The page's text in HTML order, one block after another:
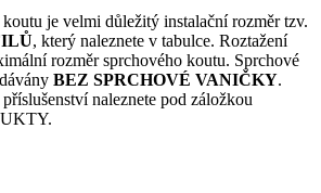
je velmi důležitý instalační rozměr tzv.
, který naleznete v tabulce. Roztažení
rozměr sprchového koutu. Sprchové
BEZ SPRCHOVÉ VANIČKY.
naleznete pod záložkou